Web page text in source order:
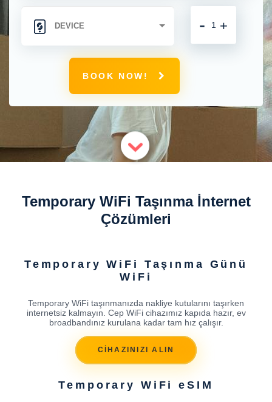
+
-
BOOK NOW!
Temporary WiFi Taşınma İnternet
Çözümleri
Temporary WiFi Taşınma Günü
WiFi
Temporary WiFi taşınmanızda nakliye kutularını taşırken
internetsiz kalmayın. Cep WiFi cihazımız kapıda hazır, ev
broadbandınız kurulana kadar tam hız çalışır.
CİHAZINIZI ALIN
Temporary WiFi eSIM